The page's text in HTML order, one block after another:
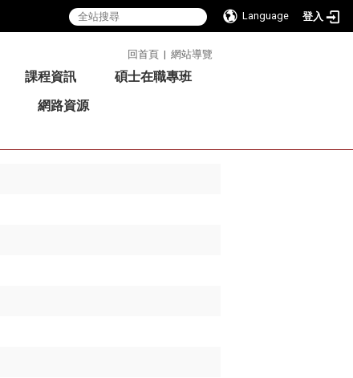
Language 登入
回首頁 | 網站導覽
課程資訊
碩士在職專班
網路資源